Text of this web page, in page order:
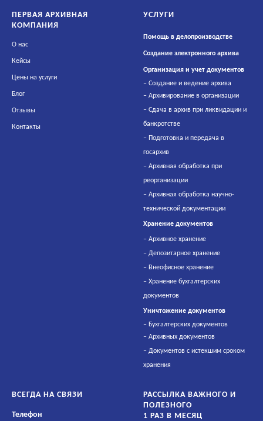
ПЕРВАЯ АРХИВНАЯ
КОМПАНИЯ
О нас
Кейсы
Цены на услуги
Блог
Отзывы
Контакты
УСЛУГИ
Помощь в делопроизводстве
Создание электронного архива
Организация и учет документов
– Создание и ведение архива
– Архивирование в организации
– Сдача в архив при ликвидации и
банкротстве
– Подготовка и передача в
госархив
– Архивная обработка при
реорганизации
– Архивная обработка научно-
технической документации
Хранение документов
– Архивное хранение
– Депозитарное хранение
– Внеофисное хранение
– Хранение бухгалтерских
документов
Уничтожение документов
– Бухгалтерских документов
– Архивных документов
– Документов с истекшим сроком
хранения
ВСЕГДА НА СВЯЗИ
Телефон
РАССЫЛКА ВАЖНОГО И
ПОЛЕЗНОГО
1 РАЗ В МЕСЯЦ